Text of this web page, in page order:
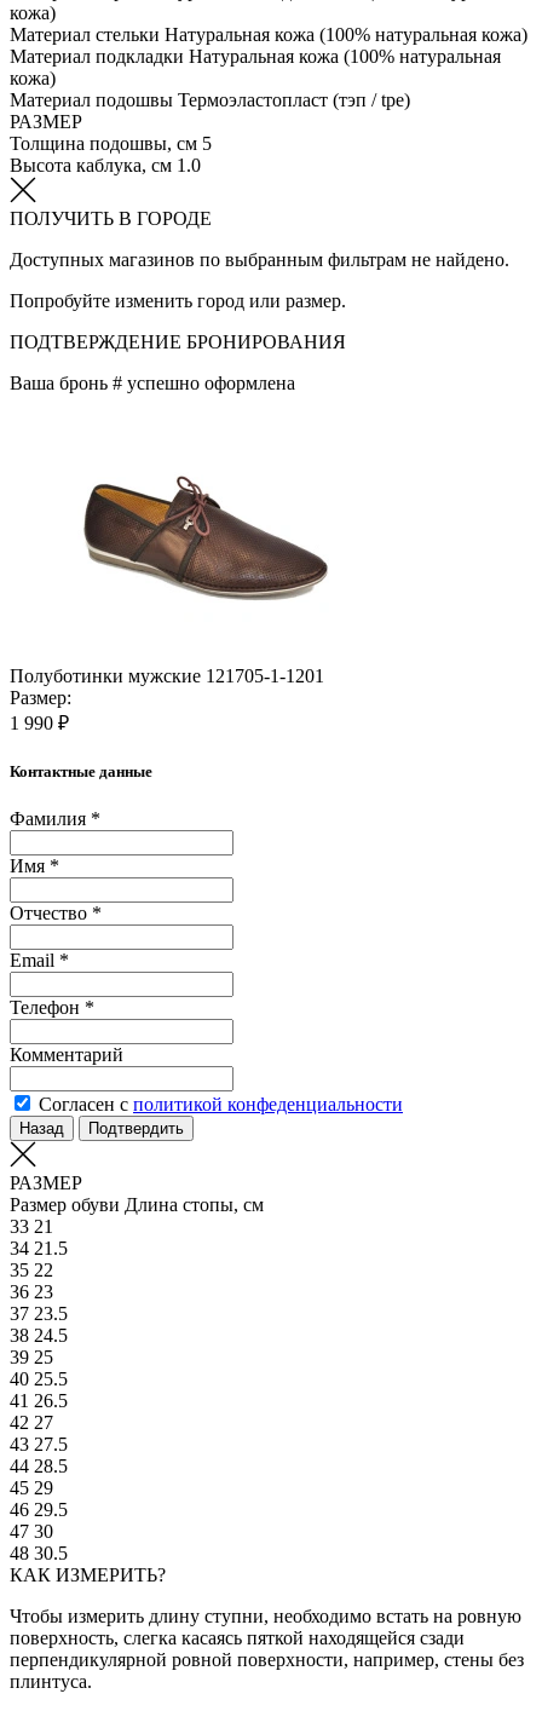
кожа)
Материал стельки Натуральная кожа (100% натуральная кожа)
Материал подкладки Натуральная кожа (100% натуральная
кожа)
Материал подошвы Термоэластопласт (тэп / tpe)
РАЗМЕР
Толщина подошвы, см 5
Высота каблука, см 1.0
ПОЛУЧИТЬ В ГОРОДЕ
Доступных магазинов по выбранным фильтрам не найдено.
Попробуйте изменить город или размер.
ПОДТВЕРЖДЕНИЕ БРОНИРОВАНИЯ
Ваша бронь # успешно оформлена
Полуботинки мужские 121705-1-1201
Размер:
1 990 ₽
Контактные данные
Фамилия *
Имя *
Отчество *
Email *
Телефон *
Комментарий
Согласен с политикой конфеденциальности
Назад Подтвердить
РАЗМЕР
Размер обуви Длина стопы, см
33 21
34 21.5
35 22
36 23
37 23.5
38 24.5
39 25
40 25.5
41 26.5
42 27
43 27.5
44 28.5
45 29
46 29.5
47 30
48 30.5
КАК ИЗМЕРИТЬ?
Чтобы измерить длину ступни, необходимо встать на ровную
поверхность, слегка касаясь пяткой находящейся сзади
перпендикулярной ровной поверхности, например, стены без
плинтуса.